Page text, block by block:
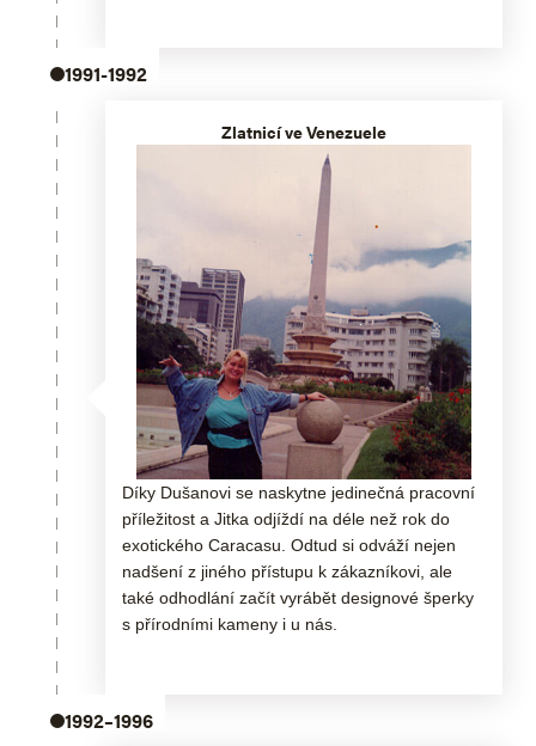
1991-1992
Zlatnicí ve Venezuele
Díky Dušanovi se naskytne jedinečná pracovní
příležitost a Jitka odjíždí na déle než rok do
exotického Caracasu. Odtud si odváží nejen
nadšení z jiného přístupu k zákazníkovi, ale
také odhodlání začít vyrábět designové šperky
s přírodními kameny i u nás.
1992–1996